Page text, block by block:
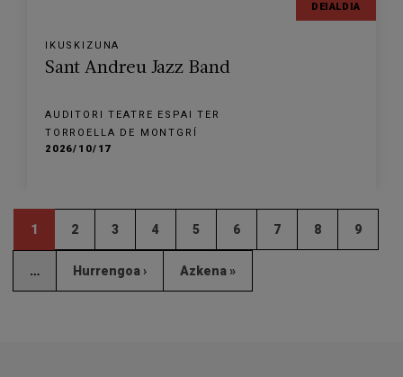
DEIALDIA
IKUSKIZUNA
Sant Andreu Jazz Band
AUDITORI TEATRE ESPAI TER
TORROELLA DE MONTGRÍ
2026/10/17
1 2 3 4 5 6 7 8 9
… Hurrengoa › Azkena »